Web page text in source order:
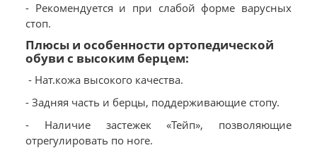
- Рекомендуется и при слабой форме варусных
стоп.
Плюсы и особенности ортопедической
обуви с высоким берцем:
- Нат.кожа высокого качества.
- Задняя часть и берцы, поддерживающие стопу.
- Наличие застежек «Тейп», позволяющие
отрегулировать по ноге.